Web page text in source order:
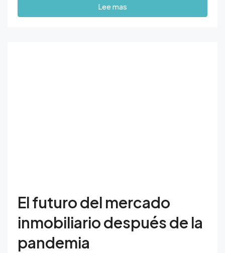
Lee mas
El futuro del mercado
inmobiliario después de la
pandemia